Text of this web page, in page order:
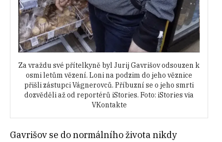
Za vraždu své přítelkyně byl Jurij Gavrišov odsouzen k
osmi letům vězení. Loni na podzim do jeho věznice
přišli zástupci Vágnerovců. Příbuzní se o jeho smrti
dozvěděli až od reportérů iStories. Foto: iStories via
VKontakte
Gavrišov se do normálního života nikdy